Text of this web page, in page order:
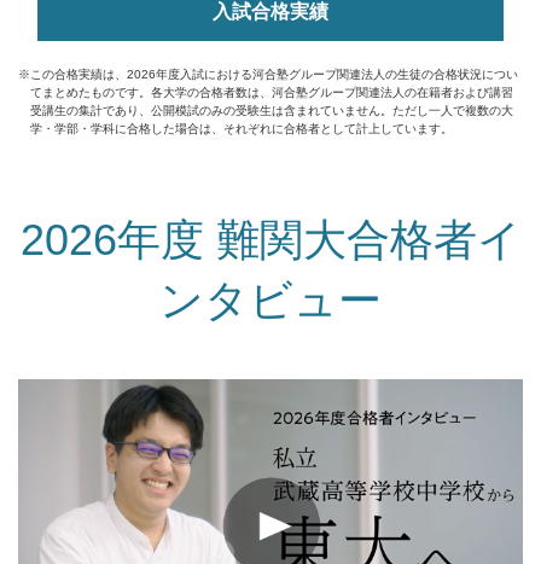
入試合格実績
※この合格実績は、2026年度入試における河合塾グループ関連法人の生徒の合格状況につい
てまとめたものです。各大学の合格者数は、河合塾グループ関連法人の在籍者および講習
受講生の集計であり、公開模試のみの受験生は含まれていません。ただし一人で複数の大
学・学部・学科に合格した場合は、それぞれに合格者として計上しています。
2026年度 難関大合格者イ
ンタビュー